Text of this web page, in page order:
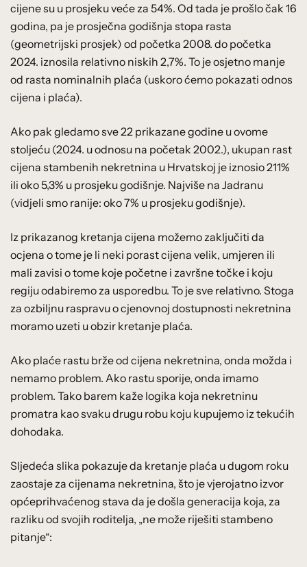
cijene su u prosjeku veće za 54%. Od tada je prošlo čak 16
godina, pa je prosječna godišnja stopa rasta
(geometrijski prosjek) od početka 2008. do početka
2024. iznosila relativno niskih 2,7%. To je osjetno manje
od rasta nominalnih plaća (uskoro ćemo pokazati odnos
cijena i plaća).
Ako pak gledamo sve 22 prikazane godine u ovome
stoljeću (2024. u odnosu na početak 2002.), ukupan rast
cijena stambenih nekretnina u Hrvatskoj je iznosio 211%
ili oko 5,3% u prosjeku godišnje. Najviše na Jadranu
(vidjeli smo ranije: oko 7% u prosjeku godišnje).
Iz prikazanog kretanja cijena možemo zaključiti da
ocjena o tome je li neki porast cijena velik, umjeren ili
mali zavisi o tome koje početne i završne točke i koju
regiju odabiremo za usporedbu. To je sve relativno. Stoga
za ozbiljnu raspravu o cjenovnoj dostupnosti nekretnina
moramo uzeti u obzir kretanje plaća.
Ako plaće rastu brže od cijena nekretnina, onda možda i
nemamo problem. Ako rastu sporije, onda imamo
problem. Tako barem kaže logika koja nekretninu
promatra kao svaku drugu robu koju kupujemo iz tekućih
dohodaka.
Sljedeća slika pokazuje da kretanje plaća u dugom roku
zaostaje za cijenama nekretnina, što je vjerojatno izvor
općeprihvaćenog stava da je došla generacija koja, za
razliku od svojih roditelja, „ne može riješiti stambeno
pitanje“: